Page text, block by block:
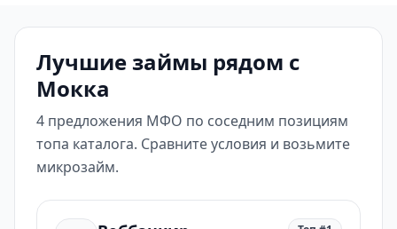
Лучшие займы рядом с
Мокка
4 предложения МФО по соседним позициям
топа каталога. Сравните условия и возьмите
микрозайм.